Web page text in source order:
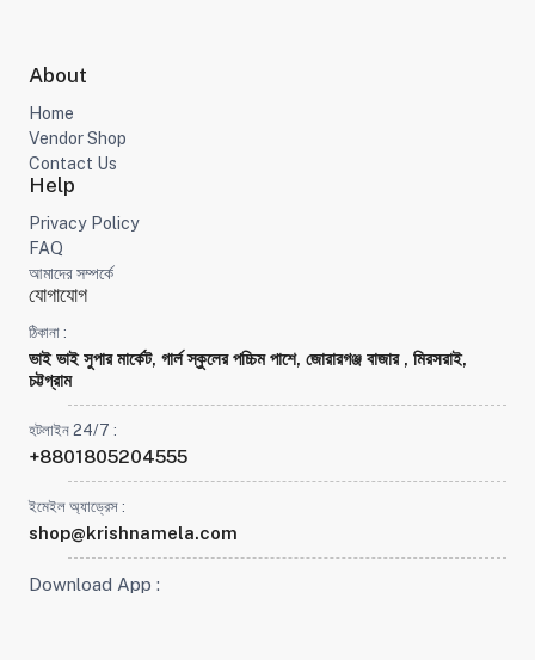
About
Home
Vendor Shop
Contact Us
Help
Privacy Policy
FAQ
আমাদের সম্পর্কে
যোগাযোগ
ঠিকানা :
ভাই ভাই সুপার মার্কেট, গার্ল স্কুলের পচ্চিম পাশে, জোরারগঞ্জ বাজার , মিরসরাই,
চট্টগ্রাম
হটলাইন 24/7 :
+8801805204555
ইমেইল অ্যাড্রেস :
shop@krishnamela.com
Download App :